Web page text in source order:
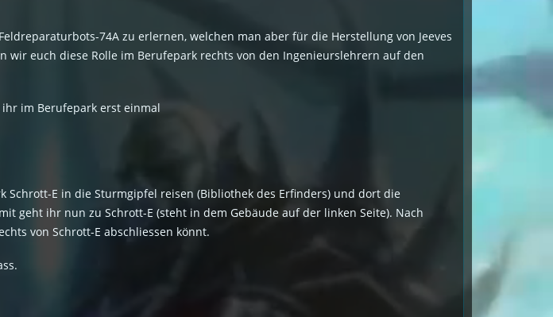
74A zu erlernen, welchen man aber für die Herstellung von Jeeves
euch diese Rolle im Berufepark rechts von den Ingenieurslehrern auf den
im Berufepark erst einmal
E in die Sturmgipfel reisen (Bibliothek des Erfinders) und dort die
geht ihr nun zu Schrott-E (steht in dem Gebäude auf der linken Seite). Nach
von Schrott-E abschliessen könnt.